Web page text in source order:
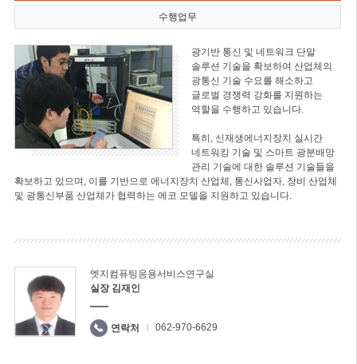
수행업무
광기반 통신 및 네트워크 단말
솔루션 기술을 확보하여 산업체의
광통신 기술 수요를 해소하고
글로벌 경쟁력 강화를 지원하는
역할을 수행하고 있습니다.
특히, 신재생에너지장치 실시간
네트워킹 기술 및 스마트 광분배망
관리 기술에 대한 솔루션 기술들을
확보하고 있으며, 이를 기반으로 에너지장치 산업체, 통신사업자, 장비 산업체
및 광통신부품 산업체가 협력하는 에코 모델을 지원하고 있습니다.
엣지컴퓨팅응용서비스연구실
실장 김재인
연락처 062-970-6629